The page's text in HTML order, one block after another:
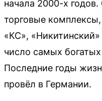
начала 2000-х
торговые комплексы,
«КС»,
число самых
Последние годы
провёл в Германии.